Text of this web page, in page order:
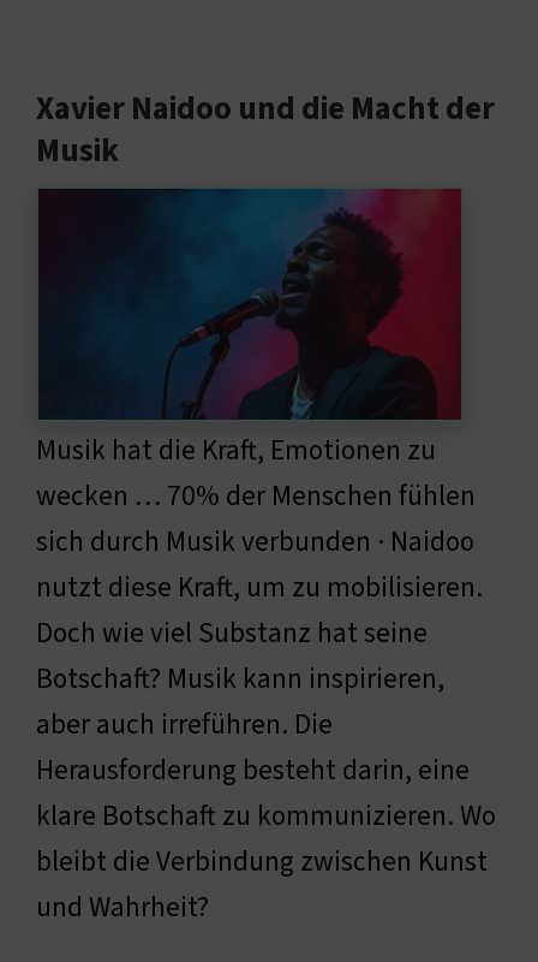
Xavier Naidoo und die Macht der
Musik
Musik hat die Kraft, Emotionen zu
wecken … 70% der Menschen fühlen
sich durch Musik verbunden · Naidoo
nutzt diese Kraft, um zu mobilisieren.
Doch wie viel Substanz hat seine
Botschaft? Musik kann inspirieren,
aber auch irreführen. Die
Herausforderung besteht darin, eine
klare Botschaft zu kommunizieren. Wo
bleibt die Verbindung zwischen Kunst
und Wahrheit?